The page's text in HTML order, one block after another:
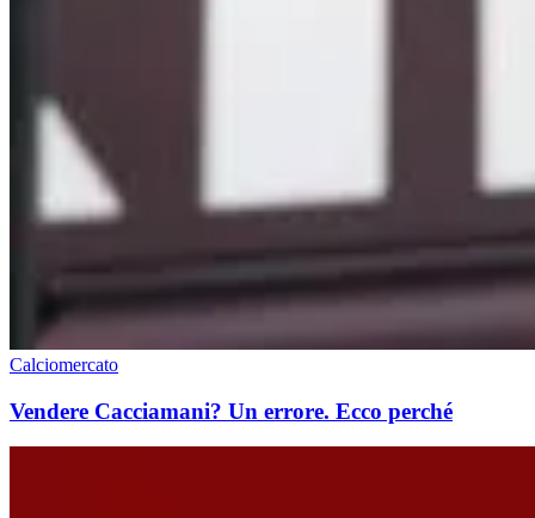
Calciomercato
Vendere Cacciamani? Un errore. Ecco perché